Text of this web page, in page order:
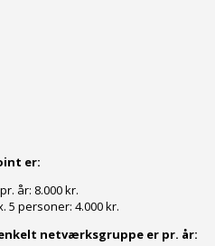
er:
år: 8.000 kr.
5 personer: 4.000 kr.
netværksgruppe er pr. år: